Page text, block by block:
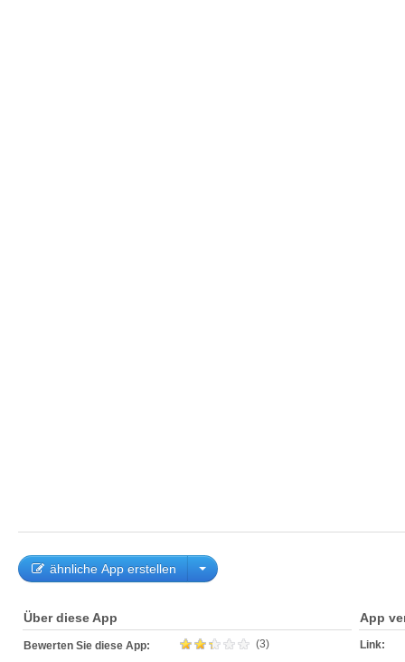
ähnliche App erstellen
Über diese App
Bewerten Sie diese App: (3)
App
Link: